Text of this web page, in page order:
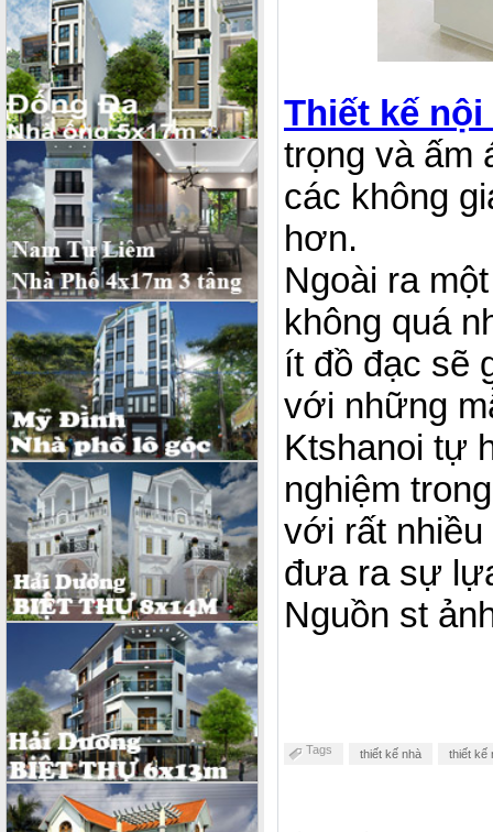
Thiết kế
trọng và ấm
các không
hơn.
Ngoài ra
không quá
ít đồ đạc sẽ
với những
Ktshanoi tự
nghiệm
với rất nhiều
đưa ra sự
Nguồn st
Tags thiết kế nhà thiết kế